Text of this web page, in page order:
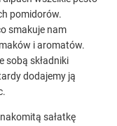
pomidorów.
smakuje nam
i aromatów.
sobą składniki
dodajemy ją
sałatkę